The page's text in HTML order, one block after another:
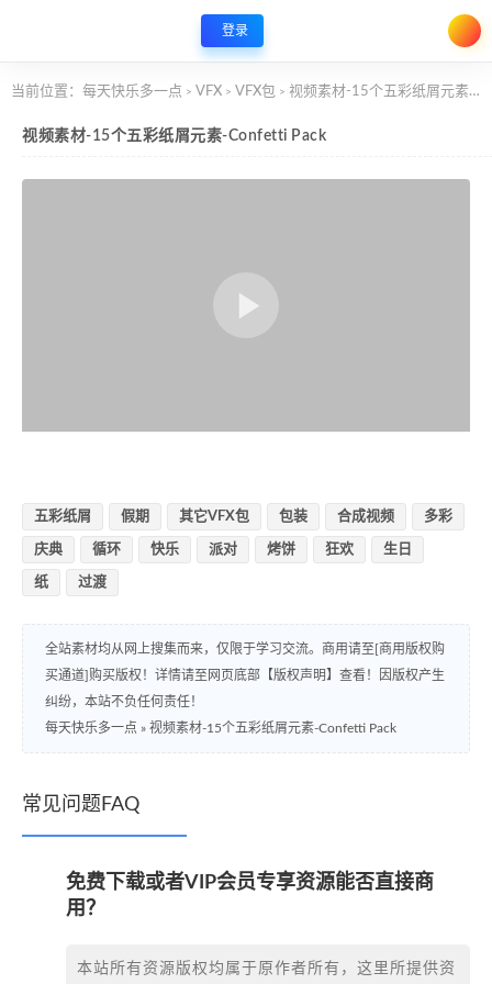
登录
当前位置： 每天快乐多一点 > VFX > VFX包 > 视频素材-15个五彩纸屑元素-Confetti Pack
视频素材-15个五彩纸屑元素-Confetti Pack
五彩纸屑 假期 其它VFX包 包装 合成视频 多彩
庆典 循环 快乐 派对 烤饼 狂欢 生日
纸 过渡
全站素材均从网上搜集而来，仅限于学习交流。商用请至[商用版权购
买通道]购买版权！详情请至网页底部【版权声明】查看！因版权产生
纠纷，本站不负任何责任！
每天快乐多一点 » 视频素材-15个五彩纸屑元素-Confetti Pack
常见问题FAQ
免费下载或者VIP会员专享资源能否直接商
用？
本站所有资源版权均属于原作者所有，这里所提供资